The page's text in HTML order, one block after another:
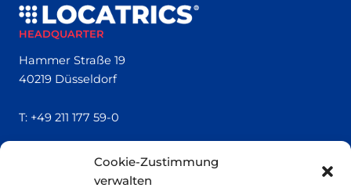
Cookie-Zustimmung
verwalten
HEADQUARTER
Hammer Straße 19
40219 Düsseldorf
T: +49 211 177 59-0